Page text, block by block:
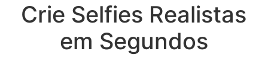
Crie Selfies Realistas
em Segundos